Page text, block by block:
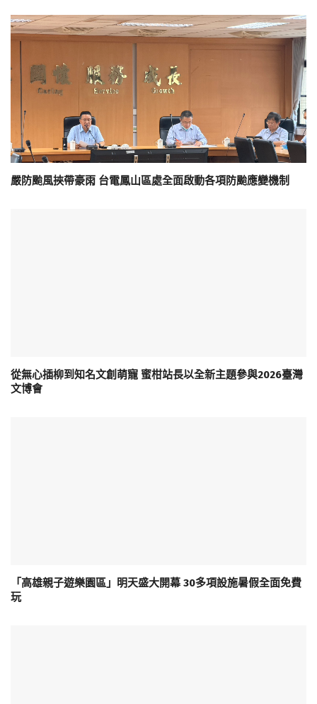
嚴防颱風挾帶豪雨 台電鳳山區處全面啟動各項防颱應變機制
從無心插柳到知名文創萌寵 蜜柑站長以全新主題參與2026臺灣
文博會
「高雄親子遊樂園區」明天盛大開幕 30多項設施暑假全面免費
玩